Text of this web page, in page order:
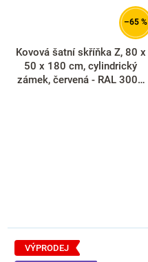
–65 %
Kovová šatní skříňka Z, 80 x
50 x 180 cm, cylindrický
zámek, červená - RAL 3000
VÝPRODEJ